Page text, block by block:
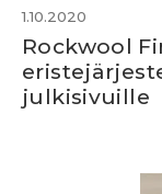
1.10.2020
Rockwool
julkisivuille